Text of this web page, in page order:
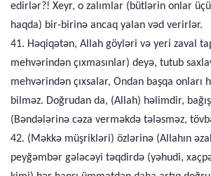
edirlər?! Xeyr, o zalımlar (bütlərin onlar
haqda) bir-birinə ancaq yalan vəd verirlər.
41. Həqiqətən, Allah göyləri və yeri zaval
mehvərindən çıxmasınlar) deyə, tutub
mehvərindən çıxsalar, Ondan başqa onları
bilməz. Doğrudan da, (Allah) həlimdir,
(Bəndələrinə cəza verməkdə tələsməz,
42. (Məkkə müşrikləri) özlərinə (Allahın
peyğəmbər gələcəyi təqdirdə (yəhudi,